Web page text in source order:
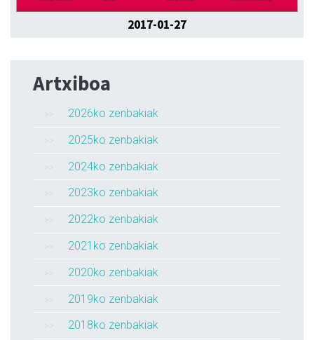
2017-01-27
Artxiboa
2026ko zenbakiak
2025ko zenbakiak
2024ko zenbakiak
2023ko zenbakiak
2022ko zenbakiak
2021ko zenbakiak
2020ko zenbakiak
2019ko zenbakiak
2018ko zenbakiak